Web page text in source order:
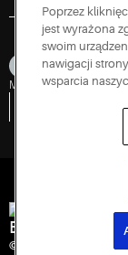
Mapa serwisu
Engineered
© 2026 Copeland LP.
Poprzez
jest wyrażona
swoim
nawigacji
wsparcia